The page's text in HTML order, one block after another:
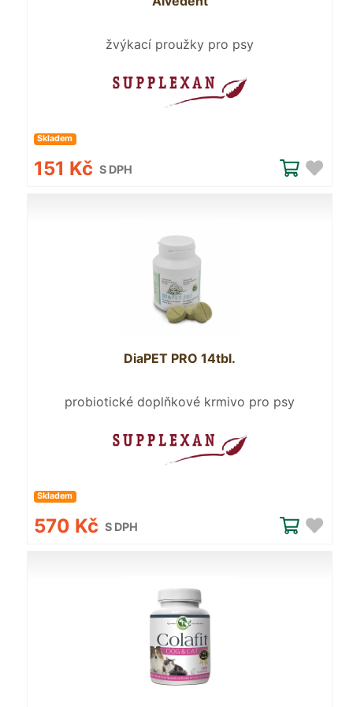
žvýkací proužky pro psy
Skladem
151 Kč S DPH
DiaPET PRO 14tbl.
probiotické doplňkové krmivo pro psy
Skladem
570 Kč S DPH